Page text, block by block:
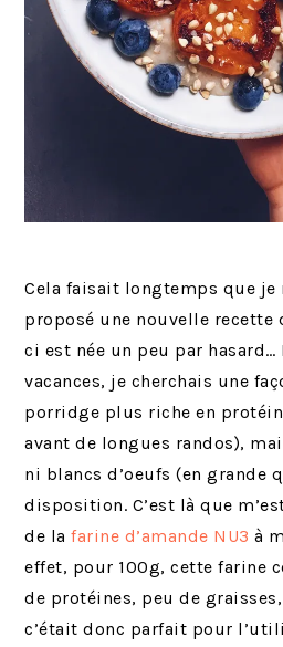
Cela faisait longtemps que je
proposé une nouvelle recette
ci est née un peu par hasard…
vacances, je cherchais une
porridge plus riche en
avant de longues randos),
ni blancs d’oeufs (en grande
disposition. C’est là que
de lafarine d’amande NU3 à
effet, pour 100g, cette farine
de protéines, peu de
c’était donc parfait pour